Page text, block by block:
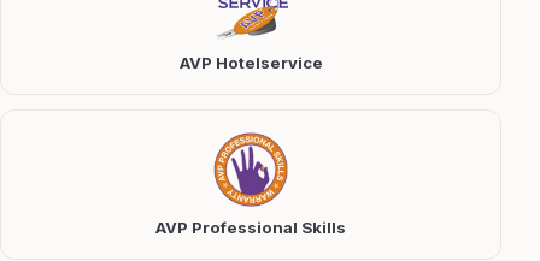
AVP Hotelservice
AVP Professional Skills